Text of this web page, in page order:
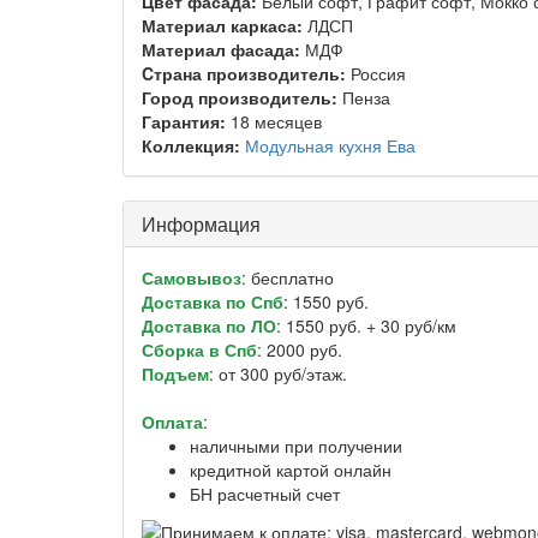
Материал каркаса: ЛДСП
Материал фасада: МДФ
Cтрана производитель: Россия
Город производитель: Пенза
Гарантия: 18 месяцев
Коллекция: Модульная кухня Ева
Информация
Самовывоз: бесплатно
Доставка по Спб: 1550 руб.
Доставка по ЛО: 1550 руб. + 30 руб/км
Сборка в Спб: 2000 руб.
Подъем: от 300 руб/этаж.
Оплата:
наличными при получении
кредитной картой онлайн
БН расчетный счет